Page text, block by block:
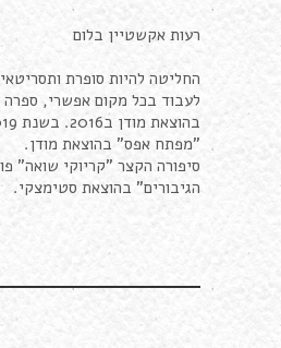
רעות אקשטיין בלום
החליטה להיות סופרת
לעבוד בכל מקום אפשרי, ספרה
"מפתח אפס" בהוצאת מודן.
סיפורה הקצר "קריוקי שואה"
הגיבורים" בהוצאת סטימצקי.